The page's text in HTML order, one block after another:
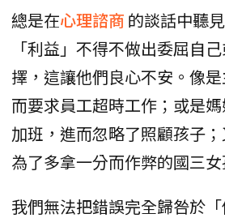
總是在心理諮商 的談話中聽
「利益」不得不做出委屈自
擇，這讓他們良心不安。像
而要求員工超時工作；或是
加班，進而忽略了照顧孩子
為了多拿一分而作弊的國三女
我們無法把錯誤完全歸咎於